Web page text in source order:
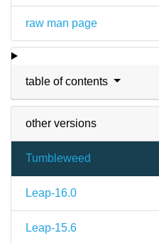
raw man page
table of contents
other versions
Tumbleweed
Leap-16.0
Leap-15.6